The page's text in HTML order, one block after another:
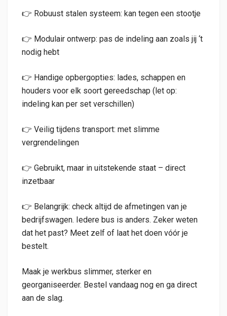
👉 Robuust stalen systeem: kan tegen een stootje
👉 Modulair ontwerp: pas de indeling aan zoals jij ‘t
nodig hebt
👉 Handige opbergopties: lades, schappen en
houders voor elk soort gereedschap (let op:
indeling kan per set verschillen)
👉 Veilig tijdens transport: met slimme
vergrendelingen
👉 Gebruikt, maar in uitstekende staat – direct
inzetbaar
👉 Belangrijk: check altijd de afmetingen van je
bedrijfswagen. Iedere bus is anders. Zeker weten
dat het past? Meet zelf of laat het doen vóór je
bestelt.
Maak je werkbus slimmer, sterker en
georganiseerder. Bestel vandaag nog en ga direct
aan de slag.